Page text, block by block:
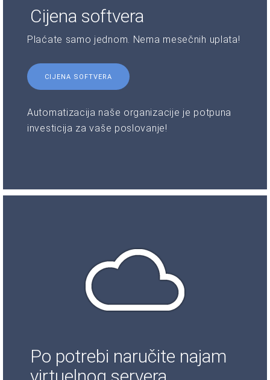
Cijena softvera
Plaćate samo jednom. Nema mesečnih uplata!
CIJENA SOFTVERA
Automatizacija naše organizacije je potpuna
investicija za vaše poslovanje!
Po potrebi naručite najam